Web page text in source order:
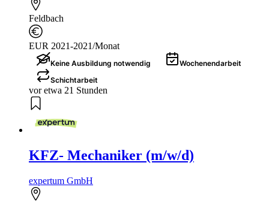
Feldbach
EUR 2021-2021/Monat
Keine Ausbildung notwendig
Wochenendarbeit
Schichtarbeit
vor etwa 21 Stunden
KFZ- Mechaniker (m/w/d)
expertum GmbH